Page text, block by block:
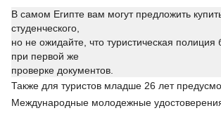
В самом Египте вам могут предложить
студенческого,
но не ожидайте, что туристическая полиция
при первой же
проверке документов.
Также для туристов младше 26 лет
Международные молодежные